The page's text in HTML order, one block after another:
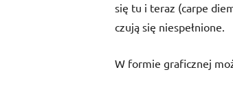
się tu i teraz (carpe
czują się niespełnione.
W formie graficznej